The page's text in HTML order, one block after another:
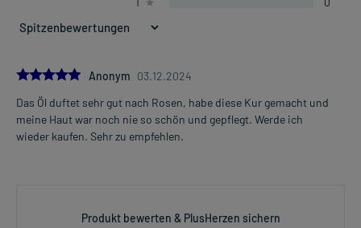
5.0Anonym 03.12.2024
Das Öl duftet sehr gut nach Rosen, habe diese Kur gemacht und
meine Haut war noch nie so schön und gepflegt. Werde ich
wieder kaufen. Sehr zu empfehlen.
Produkt bewerten & PlusHerzen sichern